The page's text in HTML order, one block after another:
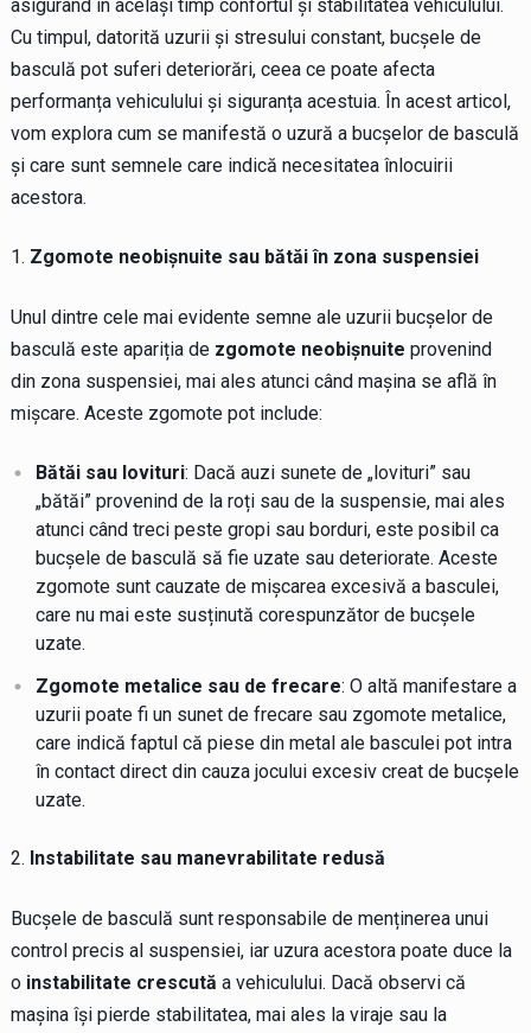
asigurând în același timp confortul și stabilitatea vehiculului.
Cu timpul, datorită uzurii și stresului constant, bucșele de
basculă pot suferi deteriorări, ceea ce poate afecta
performanța vehiculului și siguranța acestuia. În acest articol,
vom explora cum se manifestă o uzură a bucșelor de basculă
și care sunt semnele care indică necesitatea înlocuirii
acestora.
Zgomote neobișnuite sau bătăi în zona suspensiei
Unul dintre cele mai evidente semne ale uzurii bucșelor de
basculă este apariția de zgomote neobișnuite provenind
din zona suspensiei, mai ales atunci când mașina se află în
mișcare. Aceste zgomote pot include:
Bătăi sau lovituri: Dacă auzi sunete de „lovituri” sau
„bătăi” provenind de la roți sau de la suspensie, mai ales
atunci când treci peste gropi sau borduri, este posibil ca
bucșele de basculă să fie uzate sau deteriorate. Aceste
zgomote sunt cauzate de mișcarea excesivă a basculei,
care nu mai este susținută corespunzător de bucșele
uzate.
Zgomote metalice sau de frecare: O altă manifestare a
uzurii poate fi un sunet de frecare sau zgomote metalice,
care indică faptul că piese din metal ale basculei pot intra
în contact direct din cauza jocului excesiv creat de bucșele
uzate.
Instabilitate sau manevrabilitate redusă
Bucșele de basculă sunt responsabile de menținerea unui
control precis al suspensiei, iar uzura acestora poate duce la
o instabilitate crescută a vehiculului. Dacă observi că
mașina își pierde stabilitatea, mai ales la viraje sau la